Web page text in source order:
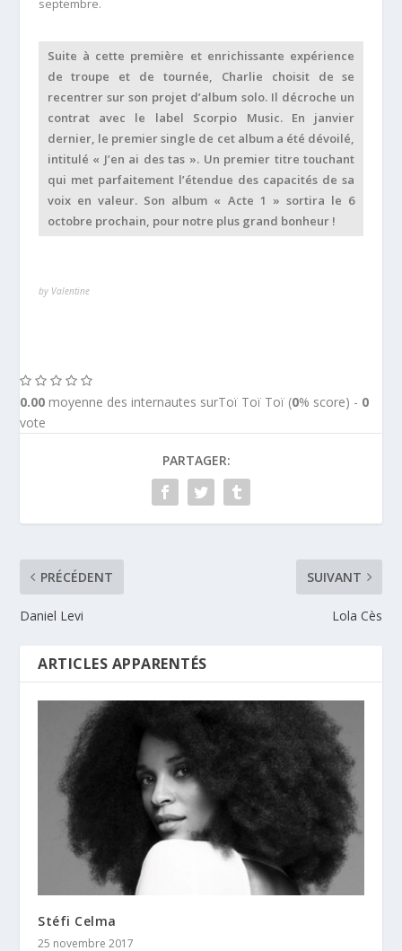
Suite à cette première et enrichissante expérience
de troupe et de tournée, Charlie choisit de se
recentrer sur son projet d’album solo. Il décroche un
contrat avec le label Scorpio Music. En janvier
dernier, le premier single de cet album a été dévoilé,
intitulé « J’en ai des tas ». Un premier titre touchant
qui met parfaitement l’étendue des capacités de sa
voix en valeur. Son album « Acte 1 » sortira le 6
octobre prochain, pour notre plus grand bonheur !
by Valentine
0.00 moyenne des internautes surToï Toï Toï (0% score) - 0
vote
PARTAGER:
PRÉCÉDENT
Daniel Levi
SUIVANT
Lola Cès
ARTICLES APPARENTÉS
Stéfi Celma
25 novembre 2017